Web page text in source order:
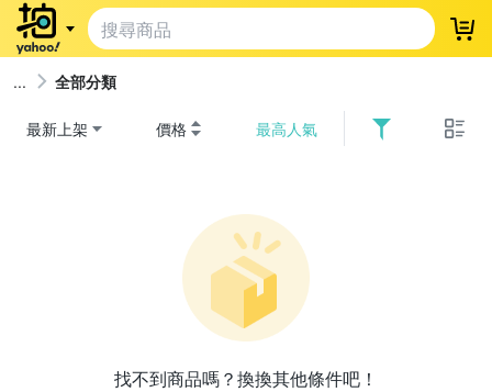
登
全部分類
最新上架 價格 最高人氣
找不到商品嗎？換換其他條件吧！